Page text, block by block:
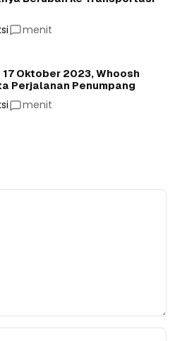
menit
Oktober 2023, Whoosh
Perjalanan Penumpang
menit